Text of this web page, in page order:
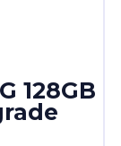
128GB